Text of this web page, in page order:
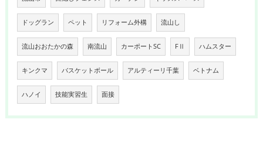
ドッグラン ペット リフォーム外構 流山し
流山おおたかの森 南流山 カーポートSC FⅡ ハムスター
キンクマ バスケットボール アルティーリ千葉 ベトナム
ハノイ 技能実習生 面接